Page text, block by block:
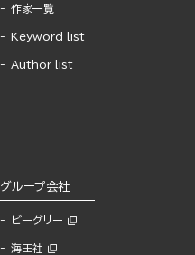
作家一覧
Keyword list
Author list
グループ会社
ビーグリー
海王社